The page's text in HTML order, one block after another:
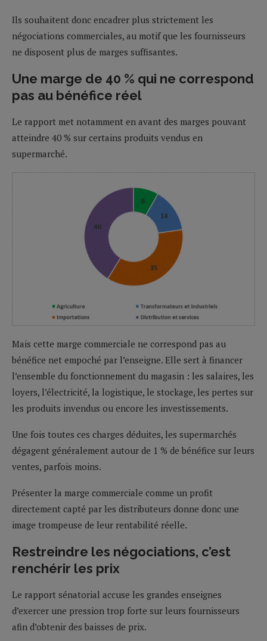
Ils souhaitent donc encadrer plus strictement les
négociations commerciales, au motif que les fournisseurs
ne disposent plus de marges suffisantes.
Une marge de 40 % qui ne correspond
pas au bénéfice réel
Le rapport met notamment en avant des marges pouvant
atteindre 40 % sur certains produits vendus en
supermarché.
Mais cette marge commerciale ne correspond pas au
bénéfice net empoché par l’enseigne. Elle sert à financer
l’ensemble du fonctionnement du magasin : les salaires, les
loyers, l’électricité, la logistique, le stockage, les pertes sur
les produits invendus ou encore les investissements.
Une fois toutes ces charges déduites, les supermarchés
dégagent généralement autour de 1 % de bénéfice sur leurs
ventes, parfois moins.
Présenter la marge commerciale comme un profit
directement capté par les distributeurs donne donc une
image trompeuse de leur rentabilité réelle.
Restreindre les négociations, c’est
renchérir les prix
Le rapport sénatorial accuse les grandes enseignes
d’exercer une pression trop forte sur leurs fournisseurs
afin d’obtenir des baisses de prix.